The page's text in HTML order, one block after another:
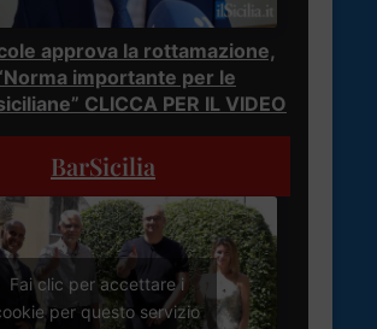
approva la rottamazione,
importante per le
CLICCA PER IL VIDEO
BarSicilia
Fai clic per accettare i
per questo servizio